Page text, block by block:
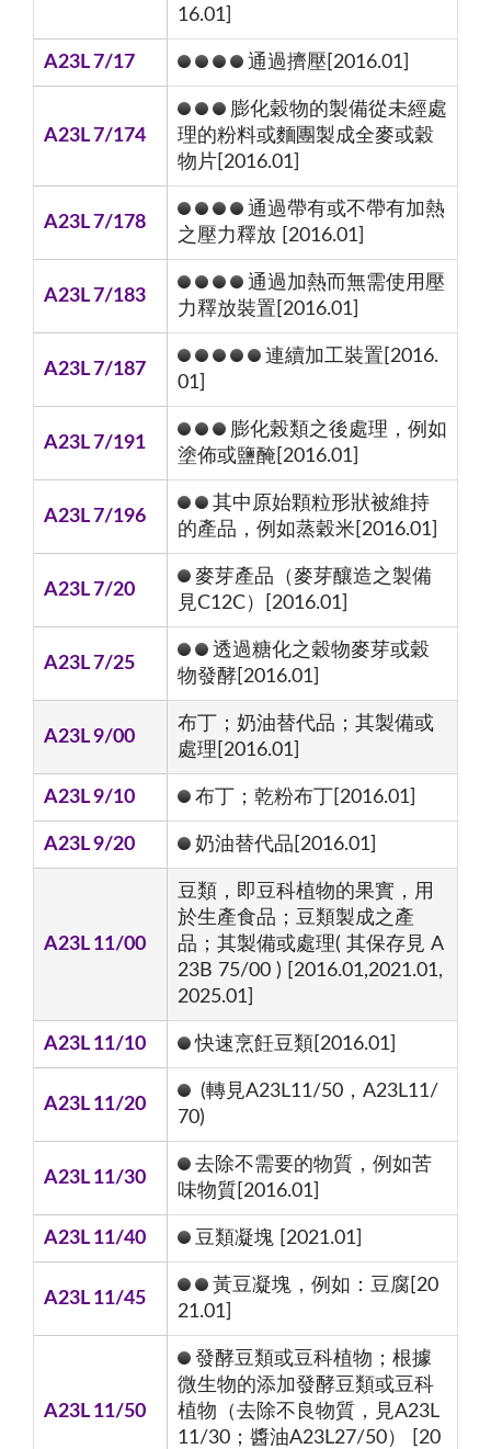
16.01]
A23L 7/17 通過擠壓[2016.01]
A23L 7/174
膨化穀物的製備從未經處
理的粉料或麵團製成全麥或穀
物片[2016.01]
A23L 7/178
通過帶有或不帶有加熱
之壓力釋放 [2016.01]
A23L 7/183
通過加熱而無需使用壓
力釋放裝置[2016.01]
A23L 7/187
連續加工裝置[2016.
01]
A23L 7/191
膨化榖類之後處理，例如
塗佈或鹽醃[2016.01]
A23L 7/196
其中原始顆粒形狀被維持
的產品，例如蒸穀米[2016.01]
A23L 7/20
麥芽產品（麥芽釀造之製備
見C12C）[2016.01]
A23L 7/25
透過糖化之穀物麥芽或穀
物發酵[2016.01]
A23L 9/00
布丁；奶油替代品；其製備或
處理[2016.01]
A23L 9/10 布丁；乾粉布丁[2016.01]
A23L 9/20 奶油替代品[2016.01]
A23L 11/00
豆類，即豆科植物的果實，用
於生產食品；豆類製成之產
品；其製備或處理( 其保存見 A
23B 75/00 ) [2016.01,2021.01,
2025.01]
A23L 11/10 快速烹飪豆類[2016.01]
A23L 11/20
(轉見A23L11/50，A23L11/
70)
A23L 11/30
去除不需要的物質，例如苦
味物質[2016.01]
A23L 11/40 豆類凝塊 [2021.01]
A23L 11/45
黃豆凝塊，例如：豆腐[20
21.01]
A23L 11/50
發酵豆類或豆科植物；根據
微生物的添加發酵豆類或豆科
植物（去除不良物質，見A23L
11/30；醬油A23L27/50） [20